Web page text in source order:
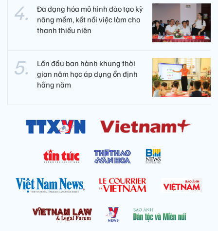
Đa dạng hóa mô hình đào tạo kỹ
năng mềm, kết nối việc làm cho
thanh thiếu niên
Lần đầu ban hành khung thời
gian năm học áp dụng ổn định
hằng năm